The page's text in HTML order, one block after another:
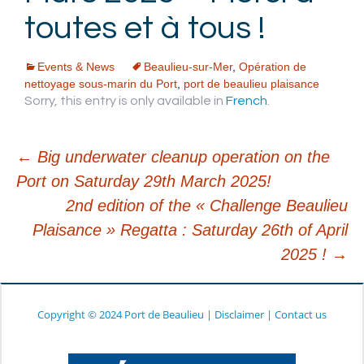
toutes et à tous !
Events & News Beaulieu-sur-Mer, Opération de
nettoyage sous-marin du Port port de beaulieu plaisance
Sorry, this entry is only available in French
Post
navigation
← Big underwater cleanup operation on the
Port on Saturday 29th March 2025!
2nd edition of the « Challenge Beaulieu
Plaisance » Regatta : Saturday 26th of April
2025 ! →
Copyright © 2024 Port de Beaulieu | Disclaimer | Contact us